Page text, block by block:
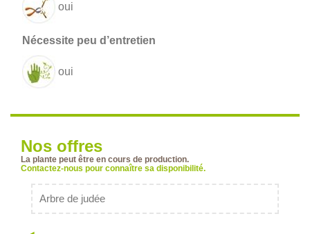
oui
oui
Nos offres
La plante peut être en cours de production.
Contactez-nous pour connaître sa disponibilité.
Arbre de judée